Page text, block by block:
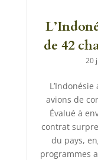
de 42
20
avions de
Évalué à
contrat
du pays,
programmes